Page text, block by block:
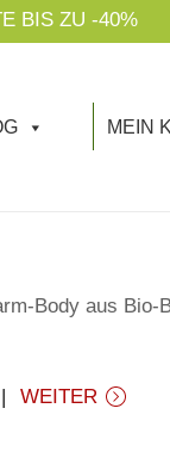
MEIN
Body aus Bio-
WEITER